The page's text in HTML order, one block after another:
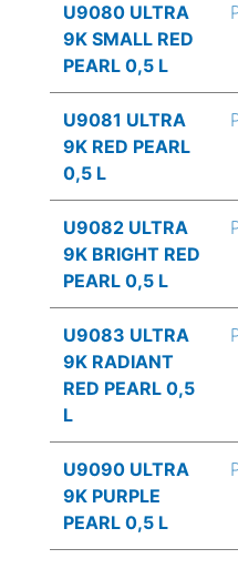
U9080 ULTRA
9K SMALL RED
PEARL 0,5 L
U9081 ULTRA
9K RED PEARL
0,5 L
U9082 ULTRA
9K BRIGHT RED
PEARL 0,5 L
U9083 ULTRA
9K RADIANT
RED PEARL 0,5
L
U9090 ULTRA
9K PURPLE
PEARL 0,5 L